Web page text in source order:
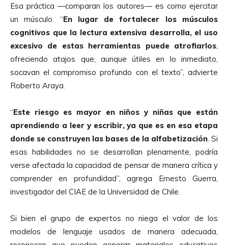
Esa práctica —comparan los autores— es como ejercitar
un músculo. “En lugar de fortalecer los músculos
cognitivos que la lectura extensiva desarrolla, el uso
excesivo de estas herramientas puede atrofiarlos
ofreciendo atajos que, aunque útiles en lo inmediato,
socavan el compromiso profundo con el texto”, advierte
Roberto Araya.
“Este riesgo es mayor en niños y niñas que están
aprendiendo a leer y escribir, ya que es en esa etapa
donde se construyen las bases de la alfabetización . Si
esas habilidades no se desarrollan plenamente, podría
verse afectada la capacidad de pensar de manera crítica y
comprender en profundidad”, agrega Ernesto Guerra,
investigador del CIAE de la Universidad de Chile.
Si bien el grupo de expertos no niega el valor de los
modelos de lenguaje usados de manera adecuada,